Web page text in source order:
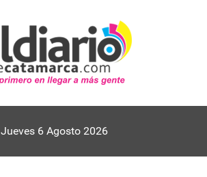
Jueves 6 Agosto 2026